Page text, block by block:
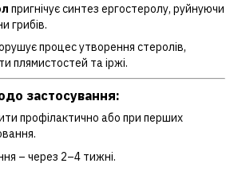
пригнічує синтез ергостеролу, руйнуючи
грибів.
процес утворення стеролів,
плямистостей та іржі.
застосування:
профілактично або при перших
– через 2–4 тижні.